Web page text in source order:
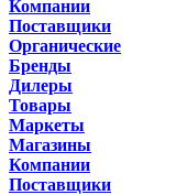
Компании
Поставщики
Органические
Бренды
Дилеры
Товары
Маркеты
Магазины
Компании
Поставщики